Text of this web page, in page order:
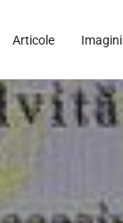
Articole Imagini